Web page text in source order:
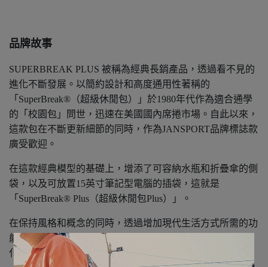
品牌故事
SUPERBREAK PLUS 被稱為經典長銷產品，透過看不見的
進化不斷發展。以簡約設計和高度通用性著稱的
「SuperBreak®（超級休閒包）」於1980年代作為適合通學
的「校園包」問世，迅速在美國國內席捲市場。自此以來，
這款包在不斷更新細節的同時，作為JANSPORT品牌標誌款
廣受歡迎。
在這款經典模型的基礎上，增添了可容納水瓶和折疊傘的側
袋，以及可放置15英寸筆記型電腦的插袋，這就是
「SuperBreak® Plus（超級休閒包Plus）」。
在保持風格和概念的同時，透過增加現代生活方式所需的功
能，使這款產品更加實用且富有吸引力，實現了經典款進
化。